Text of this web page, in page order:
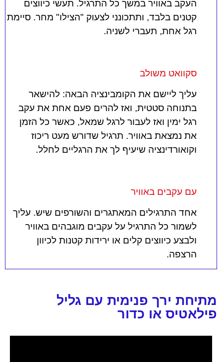
העקב באוויר במשך כל התרגיל. תעשי כיווצים
קטנים בלבד, ותתכונני לצעוק "הצילו" מחר. סיימת
רגל אחת, תעברי לשניה.
סקוואט משולב
עליך ליישם את הקומבינציה הבאה: להישאר
בתנוחה סטטית, ואז להרים פעם אחת את עקב
רגל ימין ואז לעבור לרגל שמאל, כאשר כל הזמן
את נמצאת באוויר. תרגיל שדורש מעט ריכוז
וקואורדינציה שיעיף לך את הרגליים לחלל.
עם עקבים באוויר
אחד התרגילים המאתגרים והשורפים שיש. עליך
לשמור כל התרגיל על עקבים מוגבהים באוויר
ולבצע כיווצים קלים או ירידות קטנות לכיוון
הרצפה.
מתיחת ירך פנימית עם גליל
פילאטיס או כדור